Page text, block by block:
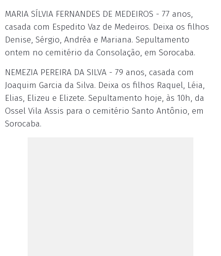
MARIA SÍLVIA FERNANDES DE MEDEIROS - 77 anos,
casada com Espedito Vaz de Medeiros. Deixa os filhos
Denise, Sérgio, Andréa e Mariana. Sepultamento
ontem no cemitério da Consolação, em Sorocaba.
NEMEZIA PEREIRA DA SILVA - 79 anos, casada com
Joaquim Garcia da Silva. Deixa os filhos Raquel, Léia,
Elias, Elizeu e Elizete. Sepultamento hoje, às 10h, da
Ossel Vila Assis para o cemitério Santo Antônio, em
Sorocaba.